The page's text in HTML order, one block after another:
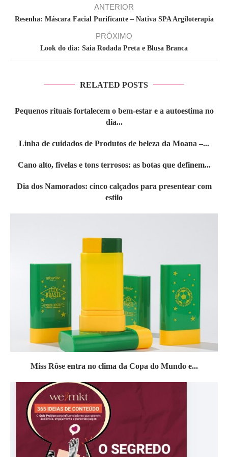
ANTERIOR
Resenha: Máscara Facial Purificante – Nativa SPA Argiloterapia
PRÓXIMO
Look do dia: Saia Rodada Preta e Blusa Branca
RELATED POSTS
Pequenos rituais fortalecem o bem-estar e a autoestima no
dia...
Linha de cuidados de Produtos de beleza da Moana –...
Cano alto, fivelas e tons terrosos: as botas que definem...
Dia dos Namorados: cinco calçados para presentear com
estilo
Miss Rôse entra no clima da Copa do Mundo e...